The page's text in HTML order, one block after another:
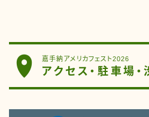
嘉手納アメリカフェスト2026
アクセス・駐車場